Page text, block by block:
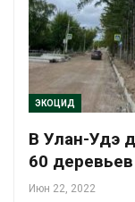
ЭКОЦИД
В Улан-Удэ
60 деревьев
Июн 22, 2022